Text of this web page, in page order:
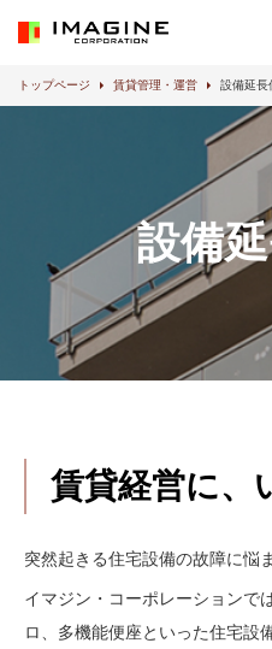
トップページ 賃貸管理・運営 設備延長
設備
賃貸経営に、
突然起きる住宅設備の故障に悩
イマジン・コーポレーションで
ロ、多機能便座といった住宅設